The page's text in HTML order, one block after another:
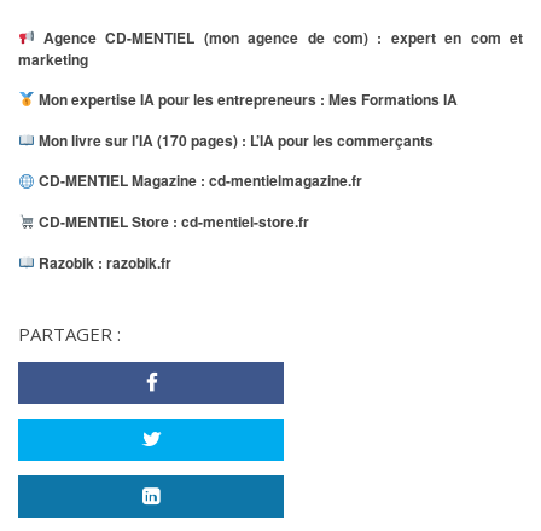
Agence CD-MENTIEL (mon agence de com) : expert en com et
marketing
Mon expertise IA pour les entrepreneurs : Mes Formations IA
Mon livre sur l’IA (170 pages) : L’IA pour les commerçants
CD-MENTIEL Magazine : cd-mentielmagazine.fr
CD-MENTIEL Store : cd-mentiel-store.fr
Razobik : razobik.fr
PARTAGER :